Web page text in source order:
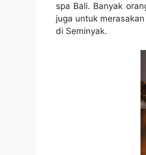
spa Bali. Banyak
juga untuk
di Seminyak.